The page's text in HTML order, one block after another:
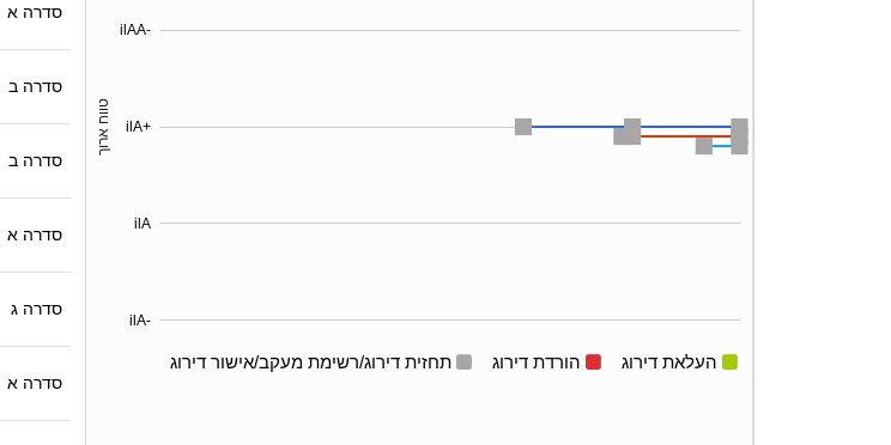
ilA-
ilA
ilA+
ilAA-
טווח ארוך
העלאת דירוג הורדת דירוג תחזית דירוג/רשימת מעקב/אישור דירוג
סדרה א
סדרה ב
סדרה ב
סדרה א
סדרה ג
סדרה א